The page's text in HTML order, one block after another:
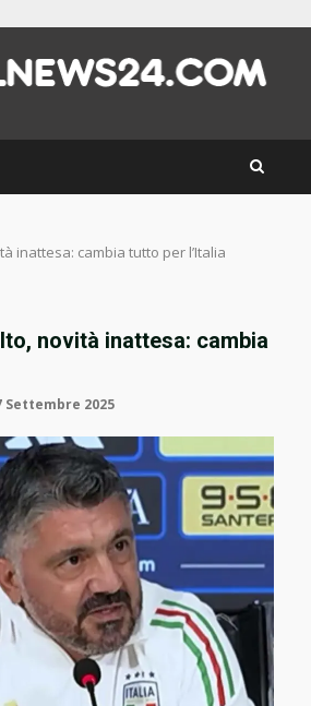
inattesa: cambia tutto per l’Italia
novità inattesa: cambia
Settembre 2025